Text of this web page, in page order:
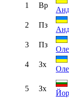
1
Вр
2
Пз
3
Пз
4
Зх
5 Зх